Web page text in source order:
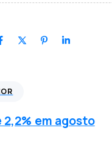
2,2% em agosto